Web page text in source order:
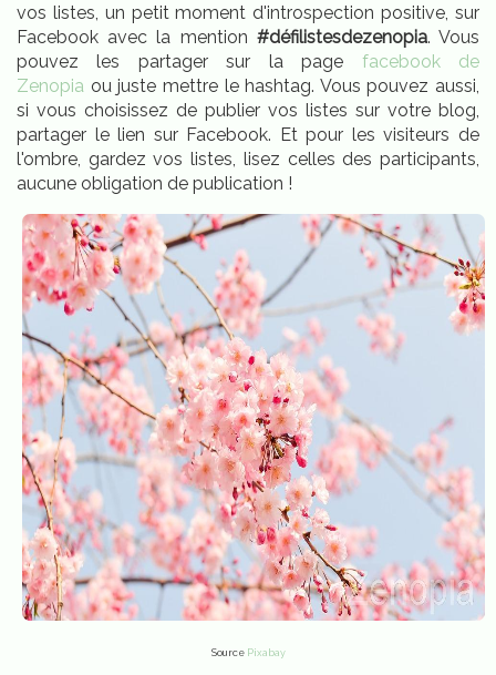
vos listes, un petit moment d'introspection positive, sur
Facebook avec la mention #défilistesdezenopia. Vous
pouvez les partager sur la page facebook de
Zenopia ou juste mettre le hashtag. Vous pouvez aussi,
si vous choisissez de publier vos listes sur votre blog,
partager le lien sur Facebook. Et pour les visiteurs de
l'ombre, gardez vos listes, lisez celles des participants,
aucune obligation de publication !
Source Pixabay